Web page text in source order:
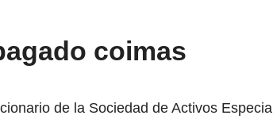
coimas
de la Sociedad de Activos